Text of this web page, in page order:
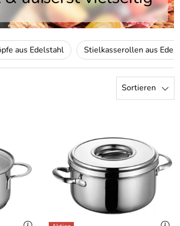
aus Edelstahl Stielkasserollen aus
Sortieren